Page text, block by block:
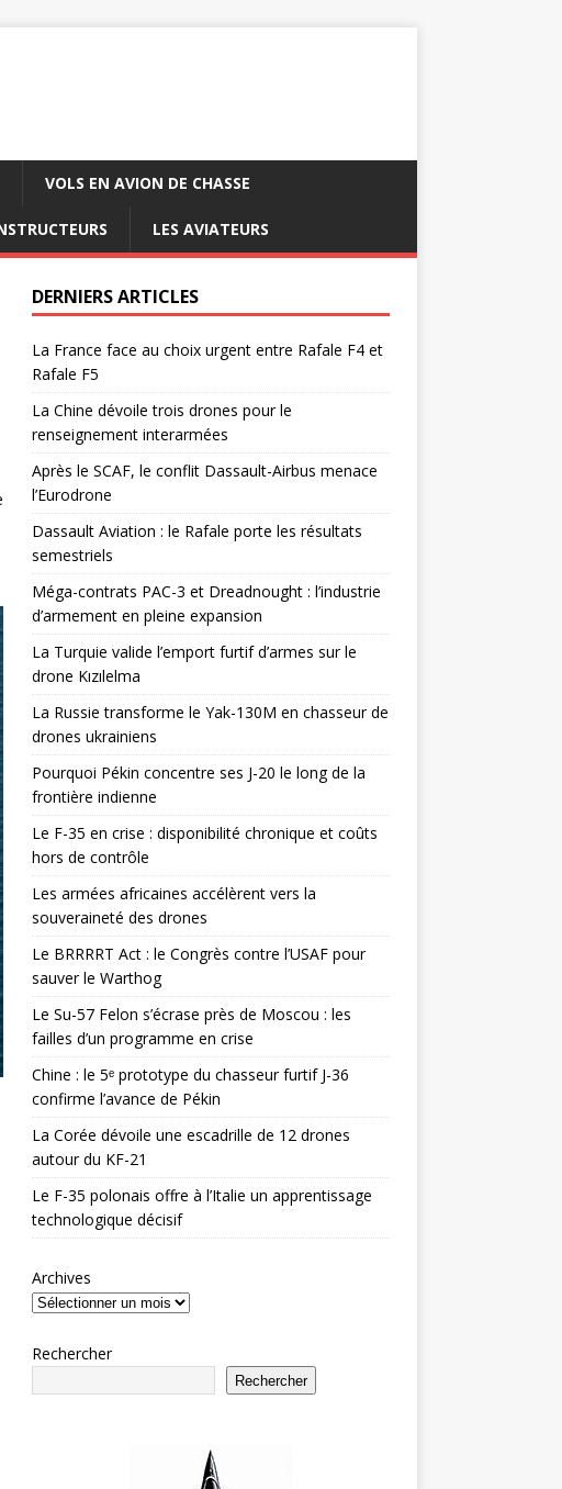
VOLS EN AVION DE CHASSE
LES AVIATEURS
DERNIERS ARTICLES
La France face au choix urgent entre Rafale F4 et
Rafale F5
La Chine dévoile trois drones pour le
renseignement interarmées
Après le SCAF, le conflit Dassault-Airbus menace
l’Eurodrone
Dassault Aviation : le Rafale porte les résultats
semestriels
Méga-contrats PAC-3 et Dreadnought : l’industrie
d’armement en pleine expansion
La Turquie valide l’emport furtif d’armes sur le
drone Kızılelma
La Russie transforme le Yak-130M en chasseur de
drones ukrainiens
Pourquoi Pékin concentre ses J-20 le long de la
frontière indienne
Le F-35 en crise : disponibilité chronique et coûts
hors de contrôle
Les armées africaines accélèrent vers la
souveraineté des drones
Le BRRRRT Act : le Congrès contre l’USAF pour
sauver le Warthog
Le Su-57 Felon s’écrase près de Moscou : les
failles d’un programme en crise
Chine : le 5ᵉ prototype du chasseur furtif J-36
confirme l’avance de Pékin
La Corée dévoile une escadrille de 12 drones
autour du KF-21
Le F-35 polonais offre à l’Italie un apprentissage
technologique décisif
Archives
Rechercher
Rechercher